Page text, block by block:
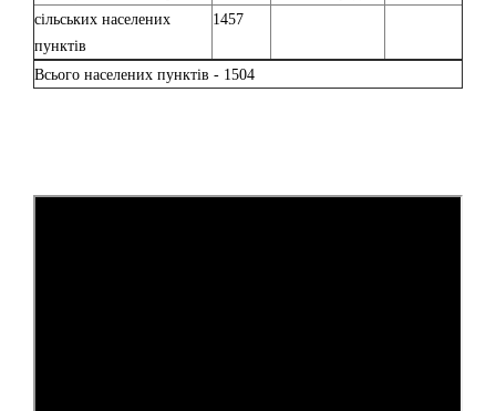
сільських населених
пунктів
1457
Всього населених пунктів - 1504